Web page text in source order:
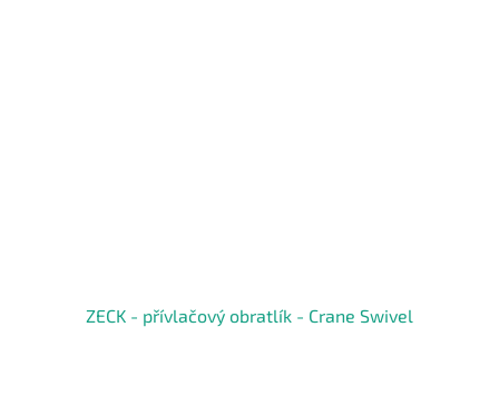
ZECK - přívlačový obratlík - Crane Swivel